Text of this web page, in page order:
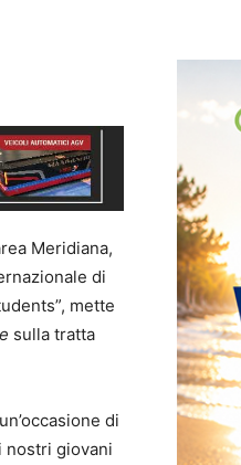
Meridiana,
di
mette
sulla tratta
di
nostri giovani